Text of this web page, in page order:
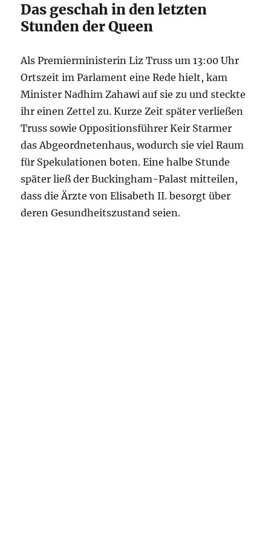
Das geschah in den letzten
Stunden der Queen
Als Premierministerin Liz Truss um 13:00 Uhr
Ortszeit im Parlament eine Rede hielt, kam
Minister Nadhim Zahawi auf sie zu und steckte
ihr einen Zettel zu. Kurze Zeit später verließen
Truss sowie Oppositionsführer Keir Starmer
das Abgeordnetenhaus, wodurch sie viel Raum
für Spekulationen boten. Eine halbe Stunde
später ließ der Buckingham-Palast mitteilen,
dass die Ärzte von Elisabeth II. besorgt über
deren Gesundheitszustand seien.